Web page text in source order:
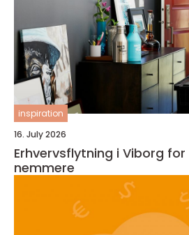
inspiration
16. July 2026
Erhvervsflytning i Viborg
nemmere